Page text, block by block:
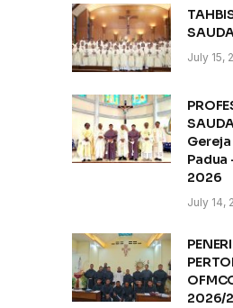
July 15,
Padua
2026
July 14,
2026/